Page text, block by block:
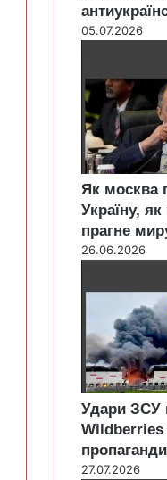
05.07.2026
Як москва
Україну,
прагне
26.06.2026
Удари ЗСУ
Wildberries
пропаганди
27.07.2026